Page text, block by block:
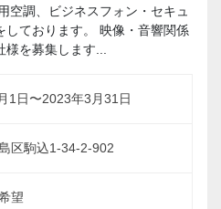
空調、ビジネスフォン・セキュ
しております。 映像・音響関係
を募集します...
1日〜2023年3月31日
区駒込1-34-2-902
望